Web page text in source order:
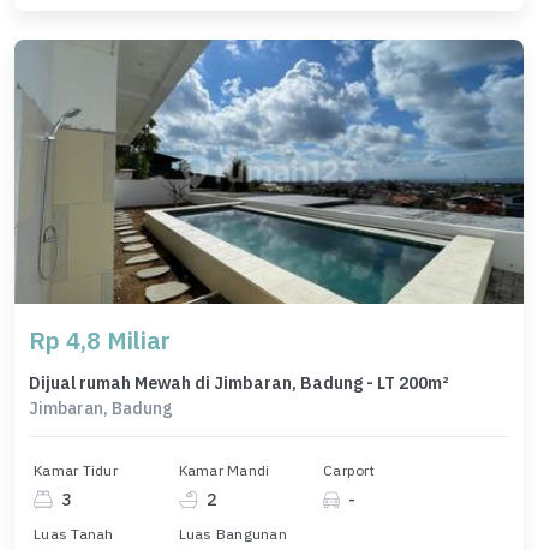
Rp 4,8 Miliar
Dijual rumah Mewah di Jimbaran, Badung - LT 200m²
Jimbaran, Badung
Kamar Tidur
3
Kamar Mandi
2
Carport
-
Luas Tanah Luas Bangunan